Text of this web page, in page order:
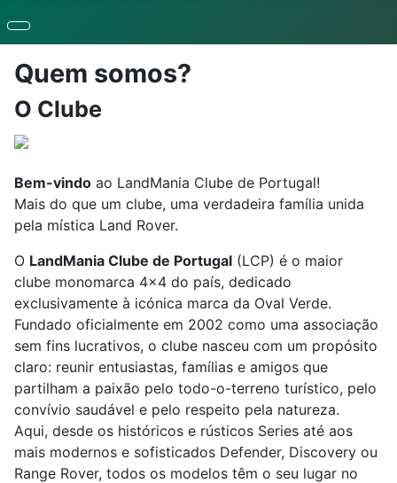
Quem somos?
O Clube
Bem-vindo ao LandMania Clube de Portugal!
Mais do que um clube, uma verdadeira família unida
pela mística Land Rover.
O LandMania Clube de Portugal (LCP) é o maior
clube monomarca 4x4 do país, dedicado
exclusivamente à icónica marca da Oval Verde.
Fundado oficialmente em 2002 como uma associação
sem fins lucrativos, o clube nasceu com um propósito
claro: reunir entusiastas, famílias e amigos que
partilham a paixão pelo todo-o-terreno turístico, pelo
convívio saudável e pelo respeito pela natureza.
Aqui, desde os históricos e rústicos Series até aos
mais modernos e sofisticados Defender, Discovery ou
Range Rover, todos os modelos têm o seu lugar no